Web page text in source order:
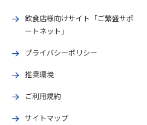
飲食店様向けサイト「ご繁盛サポ
ートネット」
プライバシーポリシー
推奨環境
ご利用規約
サイトマップ